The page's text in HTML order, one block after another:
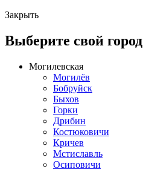
Закрыть
Выберите свой город
Могилевская
Могилёв
Бобруйск
Быхов
Горки
Дрибин
Костюковичи
Кричев
Мстиславль
Осиповичи